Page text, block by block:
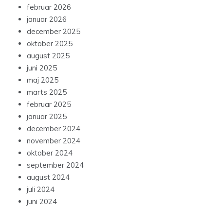
februar 2026
januar 2026
december 2025
oktober 2025
august 2025
juni 2025
maj 2025
marts 2025
februar 2025
januar 2025
december 2024
november 2024
oktober 2024
september 2024
august 2024
juli 2024
juni 2024